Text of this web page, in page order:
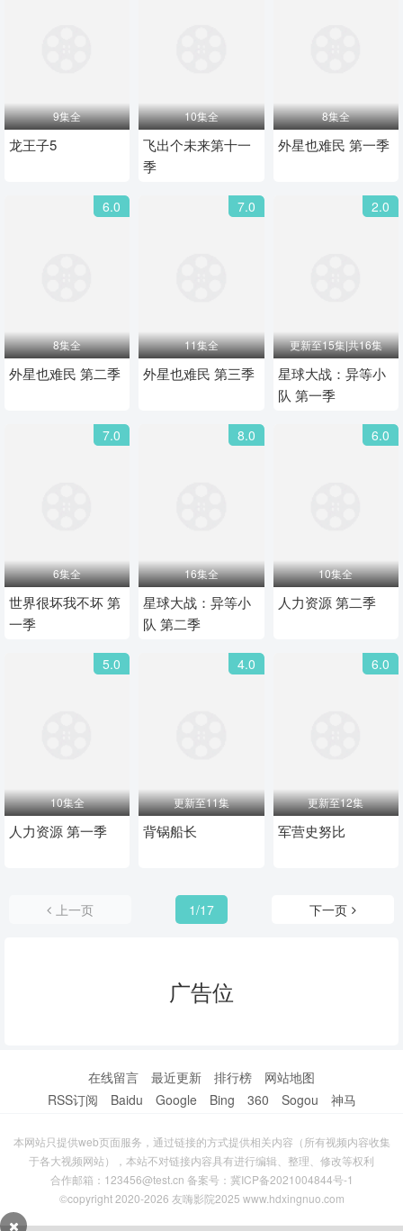
9集全
龙王子5
10集全
飞出个未来第十一
季
8集全
外星也难民 第一季
6.0
8集全
外星也难民 第二季
7.0
11集全
外星也难民 第三季
2.0
更新至15集|共16集
星球大战：异等小
队 第一季
7.0
6集全
世界很坏我不坏 第
一季
8.0
16集全
星球大战：异等小
队 第二季
6.0
10集全
人力资源 第二季
5.0
10集全
人力资源 第一季
4.0
更新至11集
背锅船长
6.0
更新至12集
军营史努比
上一页 1/17 下一页
广告位
在线留言 最近更新 排行榜
网站地图
RSS订阅
Baidu Google Bing 360 Sogou 神马
本网站只提供web页面服务，通过链接的方式提供相关内容（所有视频内容收集
于各大视频网站），本站不对链接内容具有进行编辑、整理、修改等权利
合作邮箱：123456@test.cn 备案号： 冀ICP备2021004844号-1
©copyright 2020-2026 友嗨影院2025 www.hdxingnuo.com